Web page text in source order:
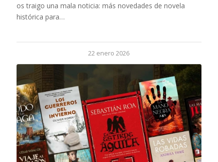
os traigo una mala noticia: más novedades de novela
histórica para…
22 enero 2026